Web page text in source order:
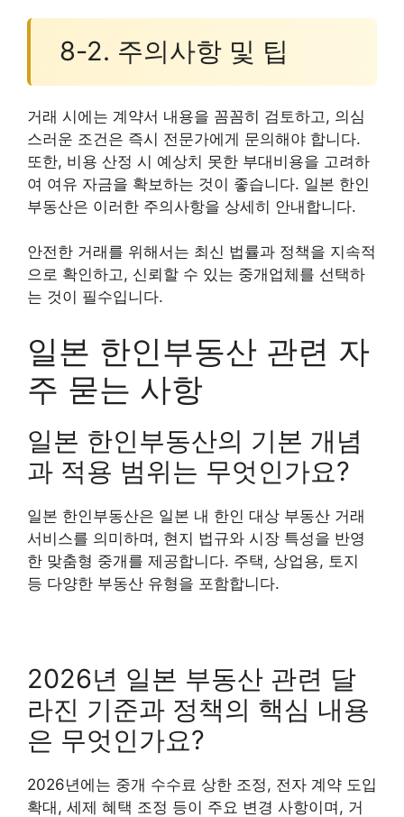
8-2. 주의사항 및 팁
거래 시에는 계약서 내용을 꼼꼼히 검토하고, 의심
스러운 조건은 즉시 전문가에게 문의해야 합니다.
또한, 비용 산정 시 예상치 못한 부대비용을 고려하
여 여유 자금을 확보하는 것이 좋습니다. 일본 한인
부동산은 이러한 주의사항을 상세히 안내합니다.
안전한 거래를 위해서는 최신 법률과 정책을 지속적
으로 확인하고, 신뢰할 수 있는 중개업체를 선택하
는 것이 필수입니다.
일본 한인부동산 관련 자
주 묻는 사항
일본 한인부동산의 기본 개념
과 적용 범위는 무엇인가요?
일본 한인부동산은 일본 내 한인 대상 부동산 거래
서비스를 의미하며, 현지 법규와 시장 특성을 반영
한 맞춤형 중개를 제공합니다. 주택, 상업용, 토지
등 다양한 부동산 유형을 포함합니다.
2026년 일본 부동산 관련 달
라진 기준과 정책의 핵심 내용
은 무엇인가요?
2026년에는 중개 수수료 상한 조정, 전자 계약 도입
확대, 세제 혜택 조정 등이 주요 변경 사항이며, 거